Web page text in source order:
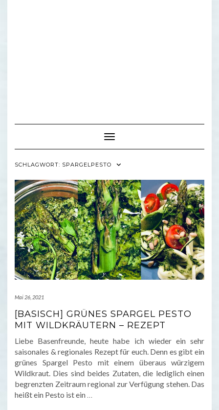
Toggle Navigation
SCHLAGWORT: SPARGELPESTO
Mai 26, 2021
[BASISCH] GRÜNES SPARGEL PESTO
MIT WILDKRÄUTERN – REZEPT
Liebe Basenfreunde, heute habe ich wieder ein sehr
saisonales & regionales Rezept für euch. Denn es gibt ein
grünes Spargel Pesto mit einem überaus würzigem
Wildkraut. Dies sind beides Zutaten, die lediglich einen
begrenzten Zeitraum regional zur Verfügung stehen. Das
heißt ein Pesto ist ein …